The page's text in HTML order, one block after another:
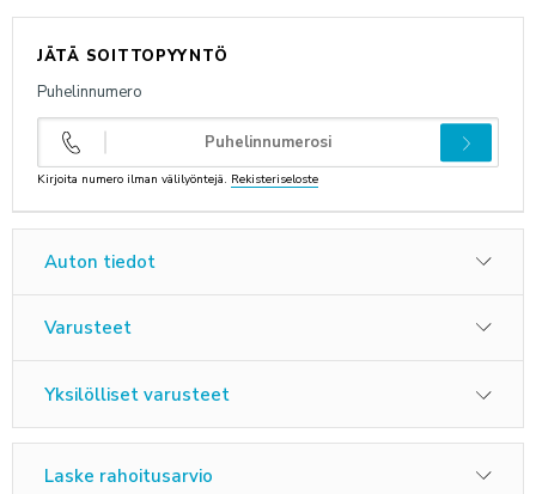
ANNA PALAUTETTA
JÄTÄ SOITTOPYYNTÖ
Puhelinnumero
Kirjoita numero ilman välilyöntejä. Rekisteriseloste
Auton tiedot
Varusteet
Yksilölliset varusteet
Laske rahoitusarvio